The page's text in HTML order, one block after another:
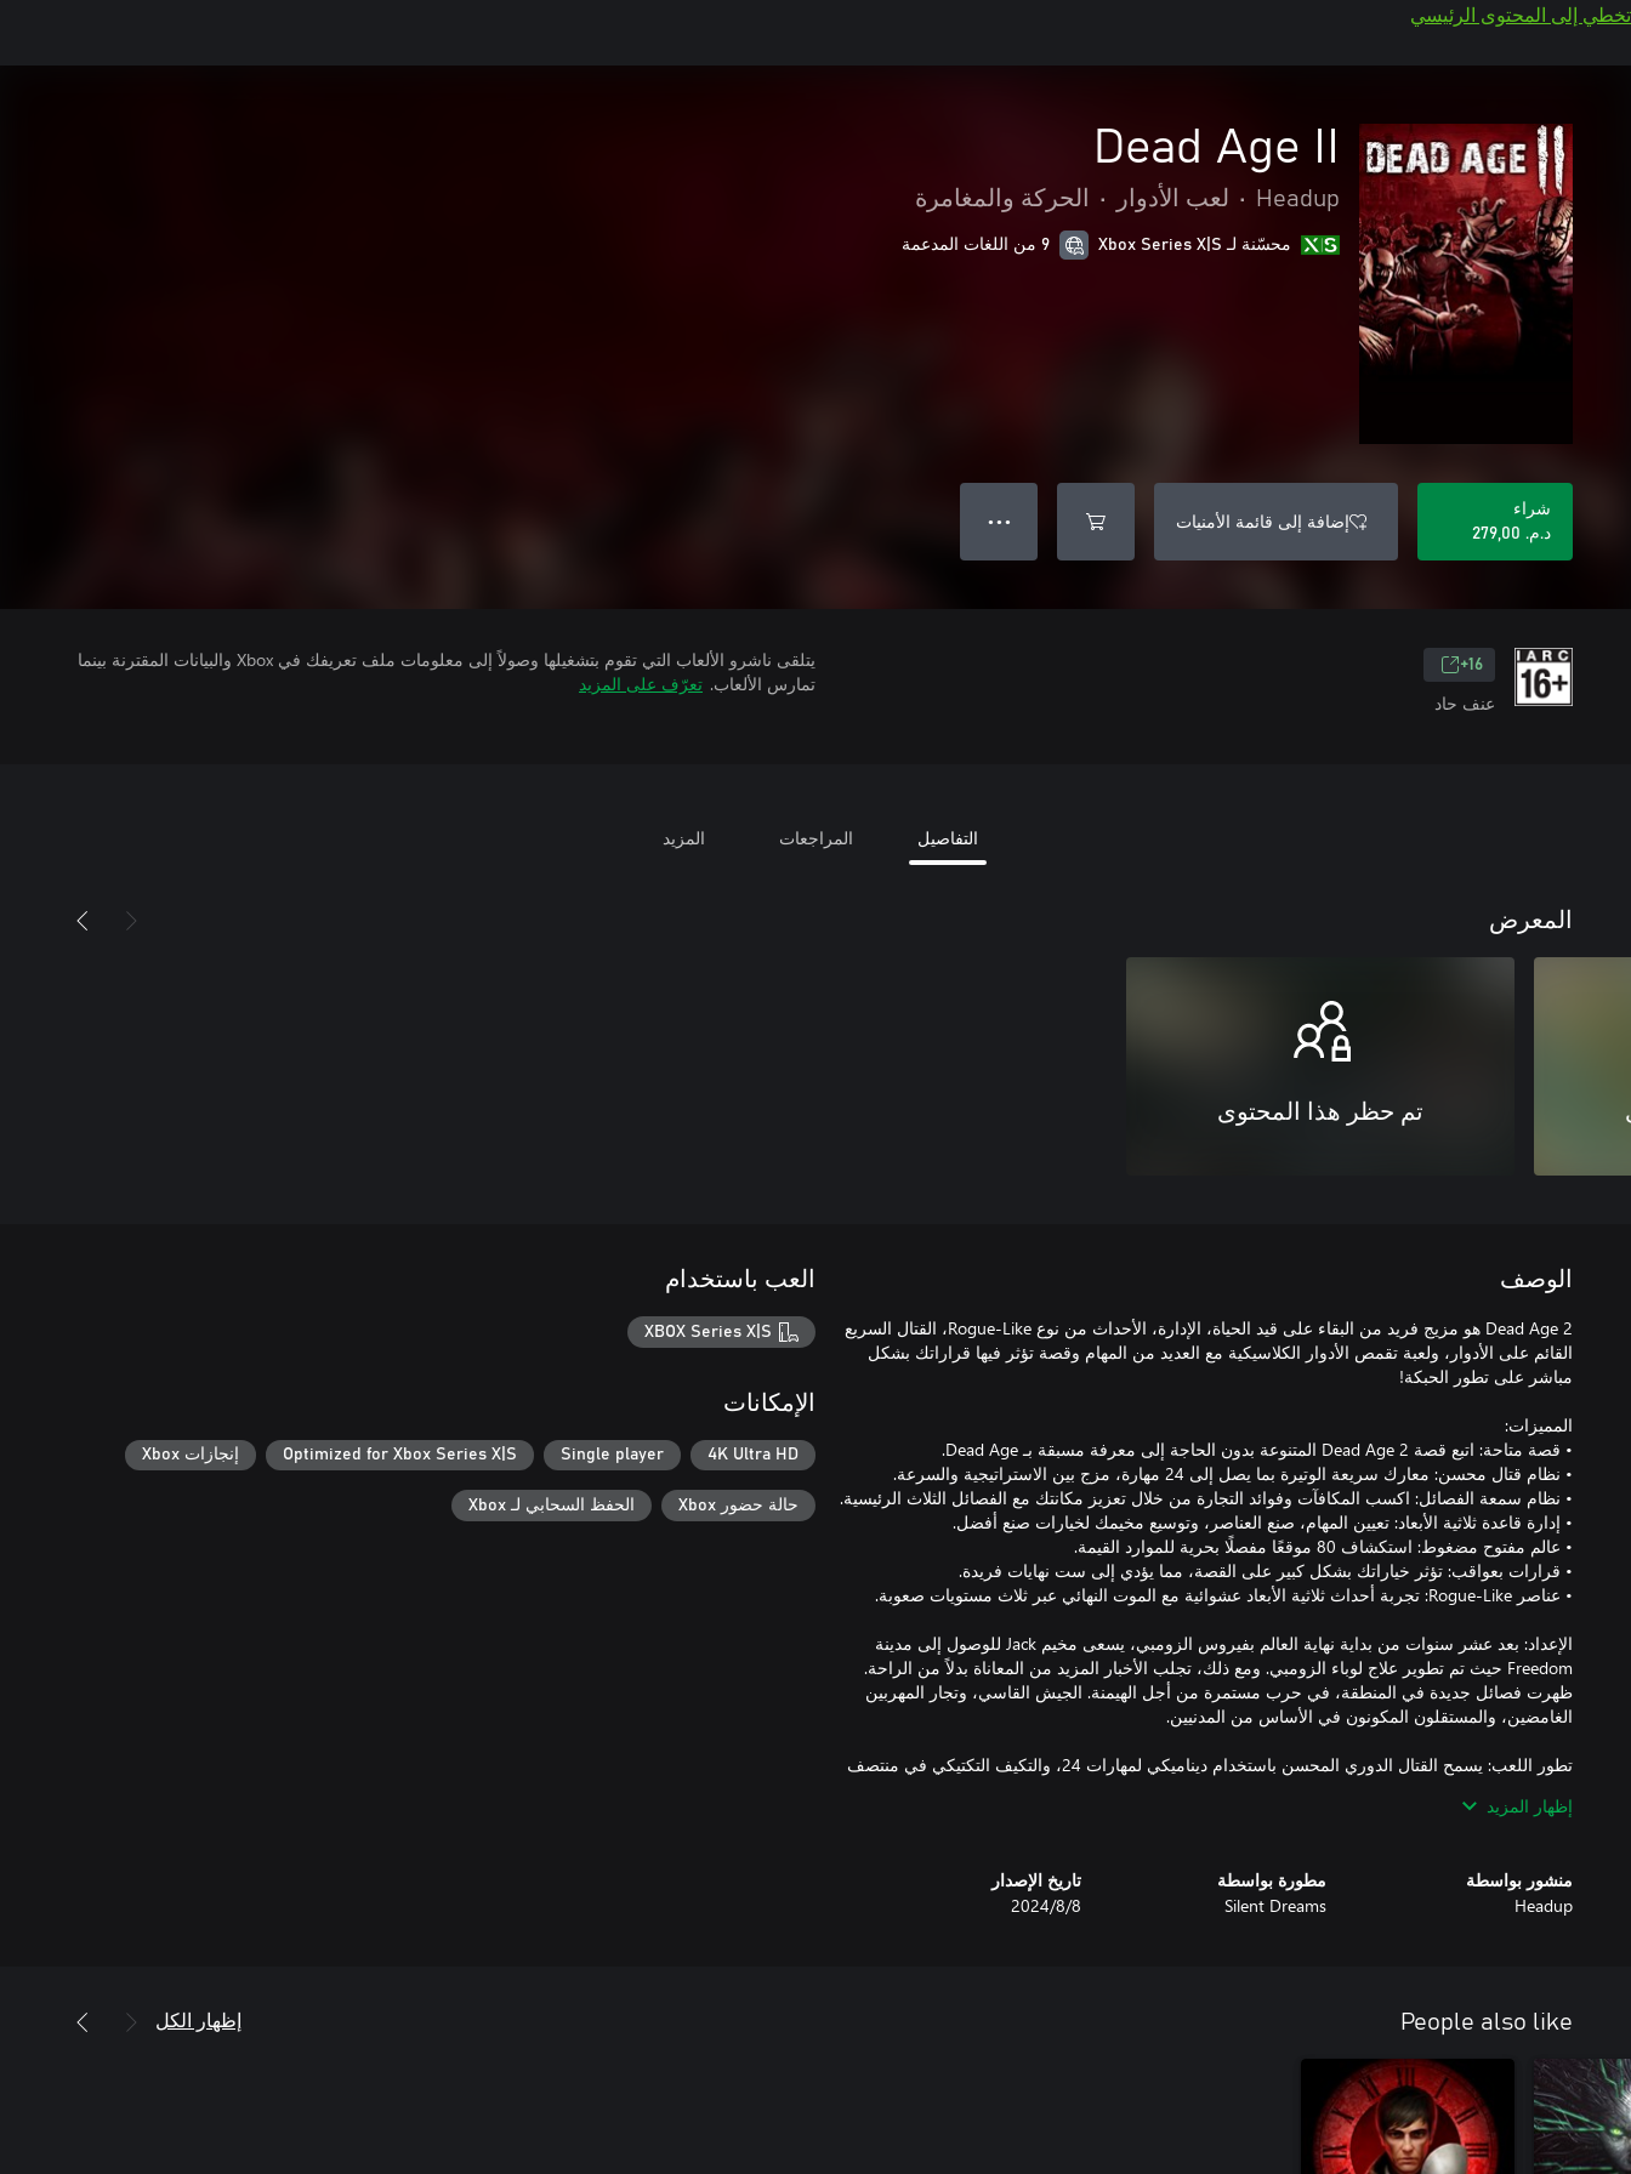
تخطي إلى المحتوى الرئيسي
Dead Age II
Headup
• لعب الأدوار • الحركة والمغامرة
محسّنة لـ Xbox Series X|S 9 من اللغات المدعمة
شراء
د.م.‏ 279,00
إضافة إلى قائمة الأمنيات ● ● ●
16+
عنف حاد
يتلقى ناشرو الألعاب التي تقوم بتشغيلها وصولاً إلى معلومات ملف تعريفك في Xbox والبيانات المقترنة بينما
تمارس الألعاب. تعرّف على المزيد
التفاصيل المراجعات المزيد
المعرض
تم حظر هذا المحتوى
الوصف
Dead Age 2 هو مزيج فريد من البقاء على قيد الحياة، الإدارة، الأحداث من نوع Rogue-Like، القتال السريع
القائم على الأدوار، ولعبة تقمص الأدوار الكلاسيكية مع العديد من المهام وقصة تؤثر فيها قراراتك بشكل
الإعداد: بعد عشر سنوات من بداية نهاية العالم بفيروس الزومبي، يسعى مخيم Jack للوصول إلى مدينة
Freedom حيث تم تطوير علاج لوباء الزومبي. ومع ذلك، تجلب الأخبار المزيد من المعاناة بدلاً من الراحة.
ظهرت فصائل جديدة في المنطقة، في حرب مستمرة من أجل الهيمنة. الجيش القاسي، وتجار المهربين
تطور اللعب: يسمح القتال الدوري المحسن باستخدام ديناميكي لمهارات 24، والتكيف التكتيكي في منتصف
عمليات القاعدة: إدارة قاعدة ثلاثية الأبعاد لصنع الحرف، وترقية الدفاعات، وتحسين جودة حياة الناجين، مما
تحدي الموت النهائي: تصفح تحديات البقاء مع خطر الموت النهائي، مما يوفر إعادة اللعبية العالية مع الترقيات
والمزايا الجديدة عبر جولات اللعب.
إظهار المزيد
منشور بواسطة
Headup
مطورة بواسطة
Silent Dreams
تاريخ الإصدار
8‏/8‏/2024
العب باستخدام
XBOX Series X|S
الإمكانات
4K Ultra HD
Single player
Optimized for Xbox Series X|S إنجازات Xbox
حالة حضور Xbox الحفظ السحابي لـ Xbox
People also like إظهار الكل